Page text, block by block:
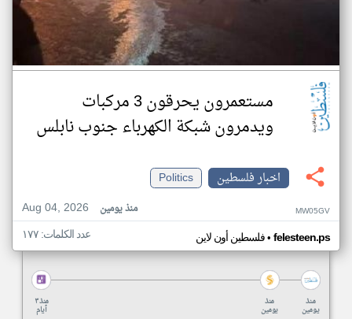
مستعمرون يحرقون 3 مركبات
ويدمرون شبكة الكهرباء جنوب نابلس
اخبار فلسطين
Politics
Aug 04, 2026
منذ يومين MW05GV
فلسطين أون لاين• felesteen.ps عدد الكلمات: ١٧٧
منذ ٣
أيام
منذ
يومين
منذ
يومين